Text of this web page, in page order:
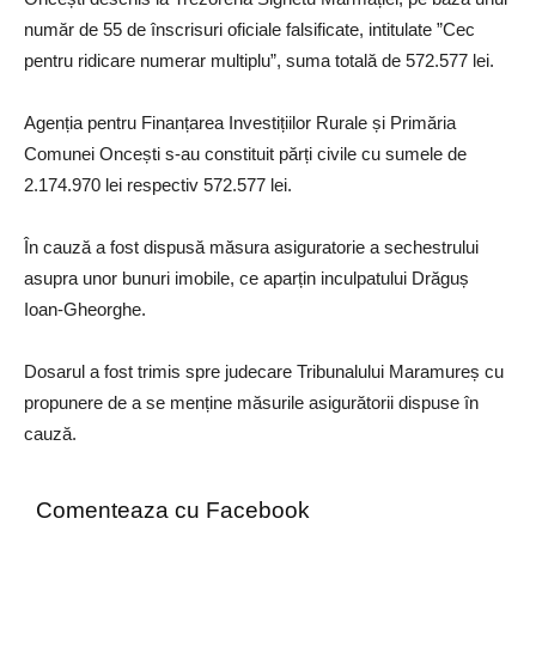
număr de 55 de înscrisuri oficiale falsificate, intitulate ”Cec
pentru ridicare numerar multiplu”, suma totală de 572.577 lei.
Agenția pentru Finanțarea Investițiilor Rurale și Primăria
Comunei Oncești s-au constituit părți civile cu sumele de
2.174.970 lei respectiv 572.577 lei.
În cauză a fost dispusă măsura asiguratorie a sechestrului
asupra unor bunuri imobile, ce aparțin inculpatului Drăguș
Ioan-Gheorghe.
Dosarul a fost trimis spre judecare Tribunalului Maramureș cu
propunere de a se menține măsurile asigurătorii dispuse în
cauză.
Comenteaza cu Facebook